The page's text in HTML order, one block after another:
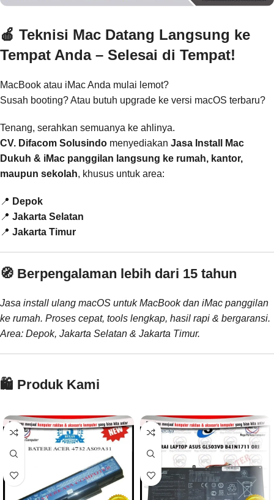
🍎 Teknisi Mac Datang Langsung ke
Tempat Anda – Selesai di Tempat!
MacBook atau iMac Anda mulai lemot?
Susah booting? Atau butuh upgrade ke versi macOS terbaru?
Tenang, serahkan semuanya ke ahlinya.
CV. Difacom Solusindo menyediakan Jasa Install Mac
Dukuh & iMac panggilan langsung ke rumah, kantor,
maupun sekolah, khusus untuk area:
📍 Depok
📍 Jakarta Selatan
📍 Jakarta Timur
🧭 Berpengalaman lebih dari 15 tahun
Jasa install ulang macOS untuk MacBook dan iMac panggilan
ke rumah. Proses cepat, tools lengkap, hasil rapi & bergaransi.
Area: Depok, Jakarta Selatan & Jakarta Timur.
🛍️ Produk Kami